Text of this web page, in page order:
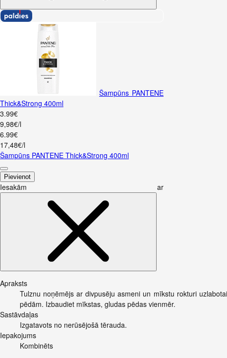
Šampūns PANTENE
Thick&Strong 400ml
3.99€
9,98€/l
6.99€
17,48€/l
Šampūns PANTENE Thick&Strong 400ml
Pievienot
Iesakām ar
Apraksts
Tulznu noņēmējs ar divpusēju asmeni un mīkstu rokturi
pēdām. Izbaudiet mīkstas, gludas pēdas vienmēr.
Sastāvdaļas
Izgatavots no nerūsējošā tērauda.
Iepakojums
Kombinēts